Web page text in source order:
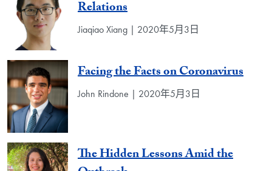
Relations
Jiaqiao Xiang | 2020年5月3日
Facing the Facts on Coronavirus
John Rindone | 2020年5月3日
The Hidden Lessons Amid the